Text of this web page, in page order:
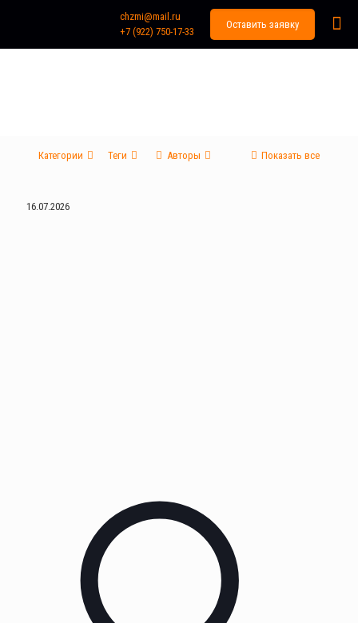
chzmi@mail.ru
+7 (922) 750-17-33
Оставить заявку
Категории Теги Авторы Показать все
16.07.2026